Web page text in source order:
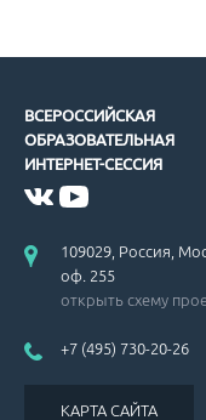
ВСЕРОССИЙСКАЯ
ОБРАЗОВАТЕЛЬНАЯ
ИНТЕРНЕТ-СЕССИЯ
109029, Россия,
оф. 255
открыть схему
+7 (495) 730-20-26
КАРТА САЙТА